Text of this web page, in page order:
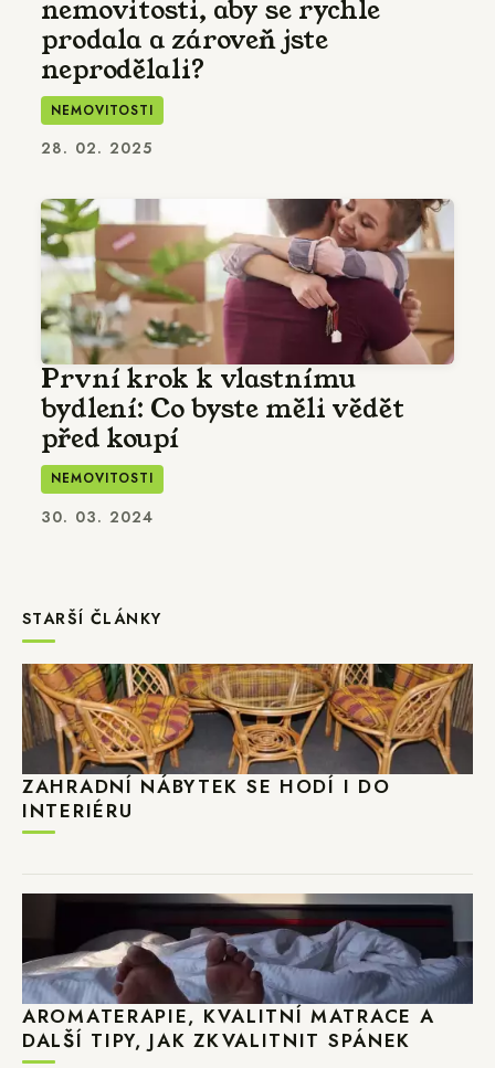
nemovitosti, aby se rychle
prodala a zároveň jste
neprodělali?
NEMOVITOSTI
28. 02. 2025
První krok k vlastnímu
bydlení: Co byste měli vědět
před koupí
NEMOVITOSTI
30. 03. 2024
STARŠÍ ČLÁNKY
ZAHRADNÍ NÁBYTEK SE HODÍ I DO
INTERIÉRU
AROMATERAPIE, KVALITNÍ MATRACE A
DALŠÍ TIPY, JAK ZKVALITNIT SPÁNEK